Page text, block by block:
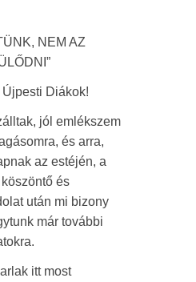
NEM AZ
Diákok!
jól emlékszem
és arra,
az estéjén, a
és
után mi bizony
már további
itt most